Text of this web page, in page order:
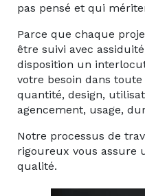
pas pensé et qui
Parce que chaque
être suivi avec
disposition un
votre besoin dans
quantité, design,
agencement, usage,
Notre processus de
rigoureux vous assure
qualité.